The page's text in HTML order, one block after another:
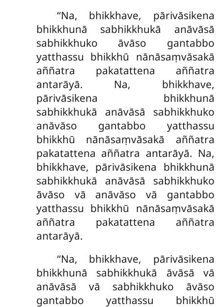
‘‘Na, bhikkhave, pārivāsikena
bhikkhunā sabhikkhukā anāvāsā
sabhikkhuko āvāso gantabbo
yatthassu bhikkhū nānāsaṃvāsakā
aññatra pakatattena aññatra
antarāyā. Na, bhikkhave,
pārivāsikena bhikkhunā
sabhikkhukā anāvāsā sabhikkhuko
anāvāso gantabbo yatthassu
bhikkhū nānāsaṃvāsakā aññatra
pakatattena aññatra antarāyā. Na,
bhikkhave, pārivāsikena bhikkhunā
sabhikkhukā anāvāsā sabhikkhuko
āvāso vā anāvāso vā gantabbo
yatthassu bhikkhū nānāsaṃvāsakā
aññatra pakatattena aññatra
antarāyā.
‘‘Na, bhikkhave, pārivāsikena
bhikkhunā sabhikkhukā āvāsā vā
anāvāsā vā sabhikkhuko āvāso
gantabbo yatthassu bhikkhū